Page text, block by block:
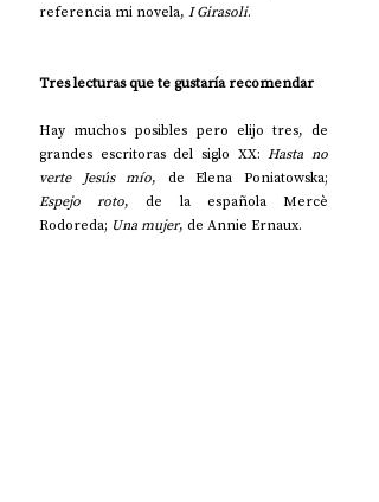
referencia mi novela, I Girasoli.
Tres lecturas que te gustaría recomendar
Hay muchos posibles pero elijo tres, de
grandes escritoras del siglo XX: Hasta no
verte Jesús mío
Espejo roto, de la española Mercè
Rodoreda; Una mujer, de Annie Ernaux.